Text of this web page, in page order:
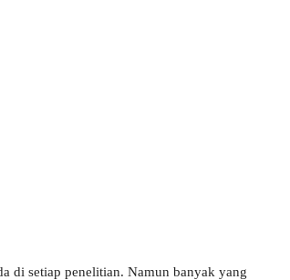
di setiap penelitian. Namun banyak yang